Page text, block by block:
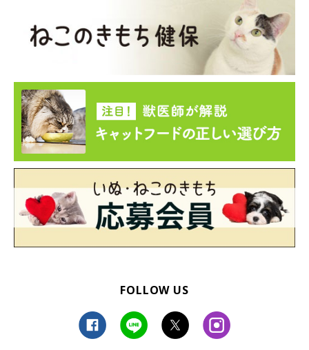
@mugi411
娘さんがつかまり立ちしたときも、むぎちゃんは後ろから優しく
見守ってくれていたのだとか。むぎちゃんの後ろ姿は、頼もしい
お兄ちゃんのように見えますよね！
FOLLOW US